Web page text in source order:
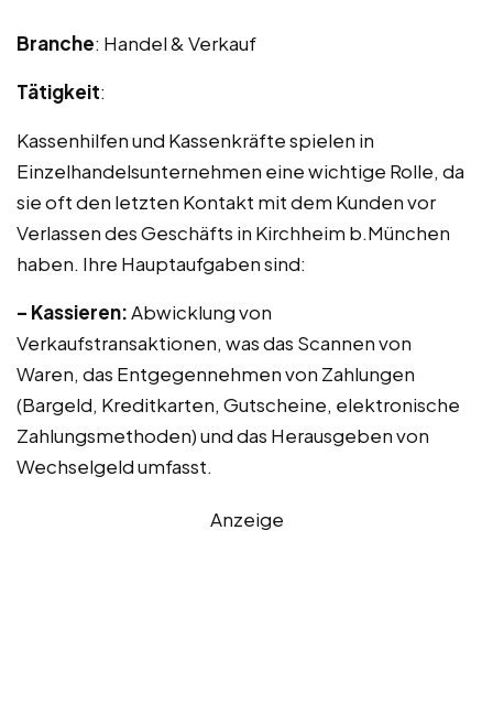
Branche: Handel & Verkauf
Tätigkeit:
Kassenhilfen und Kassenkräfte spielen in
Einzelhandelsunternehmen eine wichtige Rolle, da
sie oft den letzten Kontakt mit dem Kunden vor
Verlassen des Geschäfts in Kirchheim b.München
haben. Ihre Hauptaufgaben sind:
– Kassieren:Abwicklung von
Verkaufstransaktionen, was das Scannen von
Waren, das Entgegennehmen von Zahlungen
(Bargeld, Kreditkarten, Gutscheine, elektronische
Zahlungsmethoden) und das Herausgeben von
Wechselgeld umfasst.
Anzeige